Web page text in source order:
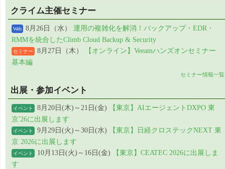
クライム主催セミナー
Web 8月26日（水） 運用の複雑化を解消！バックアップ・EDR・
RMMを統合したClimb Cloud Backup & Security
セミナー 8月27日（木）
【オンライン】Veeamハンズオンセミナー
基本編
セミナー情報一覧
出展・参加イベント
イベント 8月20日(木)～21日(金)
【東京】AIエージェントDXPO 東
京'26に出展します
イベント 9月29日(火)～30日(水)
【東京】日経クロステックNEXT 東
京 2026に出展します
イベント 10月13日(火)～16日(金)
【東京】CEATEC 2026に出展しま
す